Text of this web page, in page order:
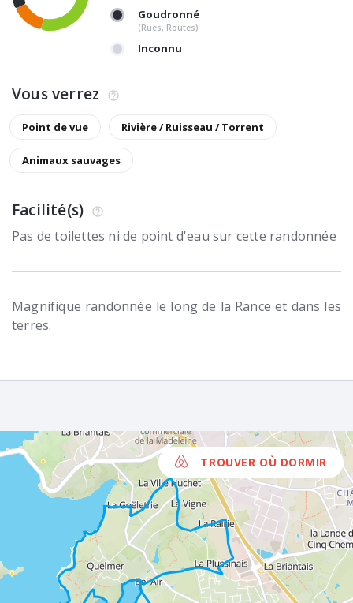
Goudronné
(Rues, Routes)
Inconnu
Vous verrez
Point de vue Rivière / Ruisseau / Torrent
Animaux sauvages
Facilité(s)
Pas de toilettes ni de point d'eau sur cette randonnée
Magnifique randonnée le long de la Rance et dans les
terres.
TROUVER OÙ DORMIR